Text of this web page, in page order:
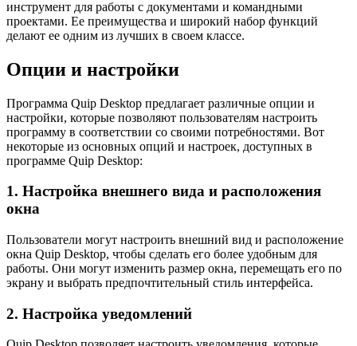
инструмент для работы с документами и командными
проектами. Ее преимущества и широкий набор функций
делают ее одним из лучших в своем классе.
Опции и настройки
Программа Quip Desktop предлагает различные опции и
настройки, которые позволяют пользователям настроить
программу в соответствии со своими потребностями. Вот
некоторые из основных опций и настроек, доступных в
программе Quip Desktop:
1. Настройка внешнего вида и расположения
окна
Пользователи могут настроить внешний вид и расположение
окна Quip Desktop, чтобы сделать его более удобным для
работы. Они могут изменить размер окна, перемещать его по
экрану и выбрать предпочтительный стиль интерфейса.
2. Настройка уведомлений